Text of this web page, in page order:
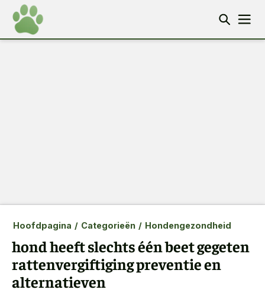
Hoofdpagina / Categorieën / Hondengezondheid
hond heeft slechts één beet gegeten
rattenvergiftiging preventie en
alternatieven